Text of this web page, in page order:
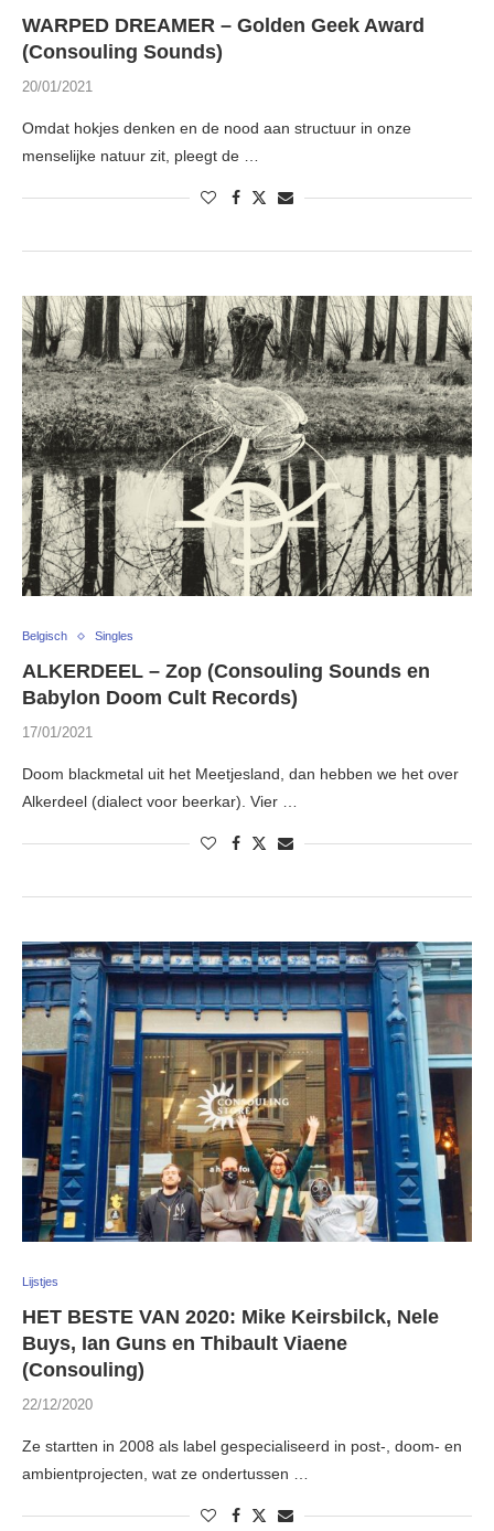
WARPED DREAMER – Golden Geek Award
(Consouling Sounds)
20/01/2021
Omdat hokjes denken en de nood aan structuur in onze
menselijke natuur zit, pleegt de …
Belgisch Singles
ALKERDEEL – Zop (Consouling Sounds en
Babylon Doom Cult Records)
17/01/2021
Doom blackmetal uit het Meetjesland, dan hebben we het over
Alkerdeel (dialect voor beerkar). Vier …
Lijstjes
HET BESTE VAN 2020: Mike Keirsbilck, Nele
Buys, Ian Guns en Thibault Viaene
(Consouling)
22/12/2020
Ze startten in 2008 als label gespecialiseerd in post-, doom- en
ambientprojecten, wat ze ondertussen …